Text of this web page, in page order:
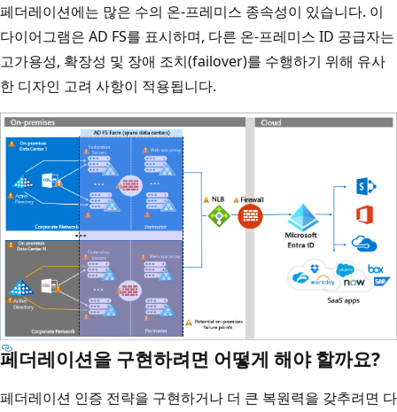
페더레이션에는 많은 수의 온-프레미스 종속성이 있습니다. 이
다이어그램은 AD FS를 표시하며, 다른 온-프레미스 ID 공급자는
고가용성, 확장성 및 장애 조치(failover)를 수행하기 위해 유사
한 디자인 고려 사항이 적용됩니다.
페더레이션을 구현하려면 어떻게 해야 할까요?
페더레이션 인증 전략을 구현하거나 더 큰 복원력을 갖추려면 다